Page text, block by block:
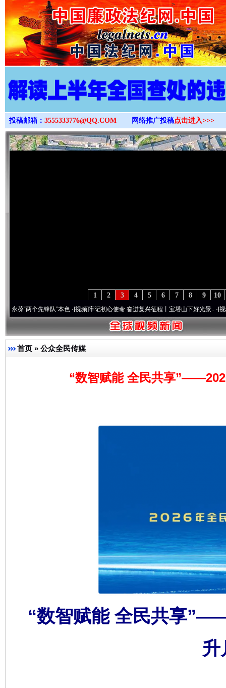
>
投稿邮箱： 3555333776@QQ.COM 网络推广投稿点击进入>>>
10
9
8
7
6
5
4
3
2
1
个先锋队”本色·[视频]牢记初心使命 奋进复兴征程丨宝塔山下好光景..·[视频]因党而
首页 » 公众全民传媒
“数智赋能 全民共享
“数智赋能 全民共享
升